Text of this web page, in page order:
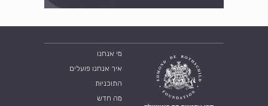
מי אנחנו
איך אנחנו פועלים
התוכניות
מה חדש